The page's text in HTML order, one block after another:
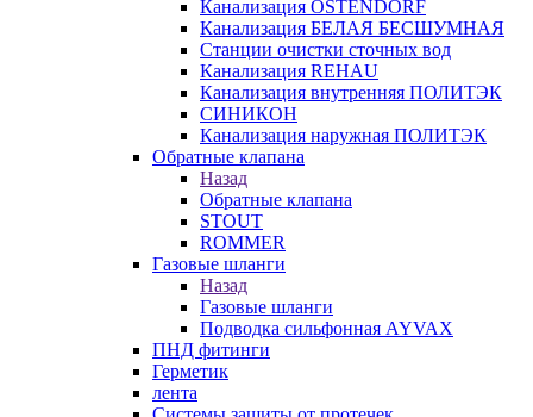
Канализация OSTENDORF
Канализация БЕЛАЯ БЕСШУМНАЯ
Станции очистки сточных вод
Канализация REHAU
Канализация внутренняя ПОЛИТЭК
СИНИКОН
Канализация наружная ПОЛИТЭК
Обратные клапана
Назад
Обратные клапана
STOUT
ROMMER
Газовые шланги
Назад
Газовые шланги
Подводка сильфонная AYVAX
ПНД фитинги
Герметик
лента